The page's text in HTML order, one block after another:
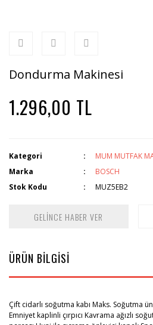
Dondurma Makinesi
1.296,00 TL
Kategori
MUM MUTFAK
Marka
BOSCH
Stok Kodu
MUZ5EB2
GELİNCE HABER VER
ÜRÜN BİLGİSİ
Çift cidarlı soğutma kabı Maks. Soğutma
Emniyet kaplinli çırpıcı Kavrama ağızlı